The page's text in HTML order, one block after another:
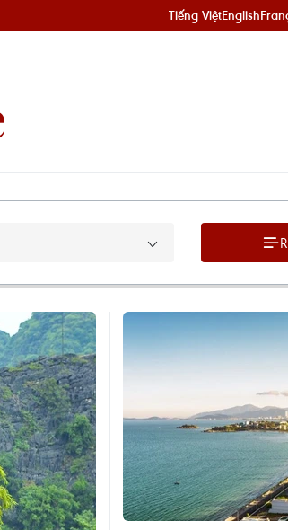
Tiếng ViệtEnglish